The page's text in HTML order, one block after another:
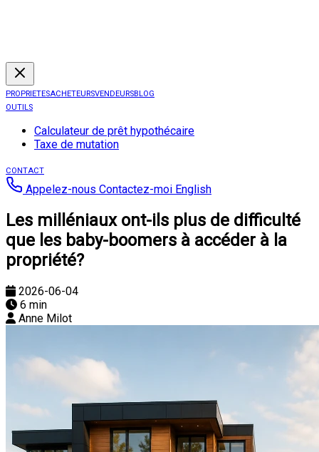
PROPRIETESACHETEURSVENDEURSBLOG
OUTILS
Calculateur de prêt hypothécaire
Taxe de mutation
CONTACT
Appelez-nous Contactez-moi English
Les milléniaux ont-ils plus de difficulté
que les baby-boomers à accéder à la
propriété?
2026-06-04
6 min
Anne Milot